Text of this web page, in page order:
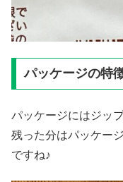
パッケージの特
パッケージにはジッ
残った分はパッケー
ですね♪